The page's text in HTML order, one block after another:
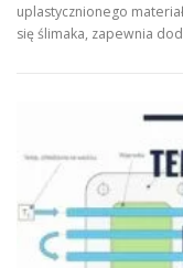
uplastycznionego
się ślimaka, zapewnia